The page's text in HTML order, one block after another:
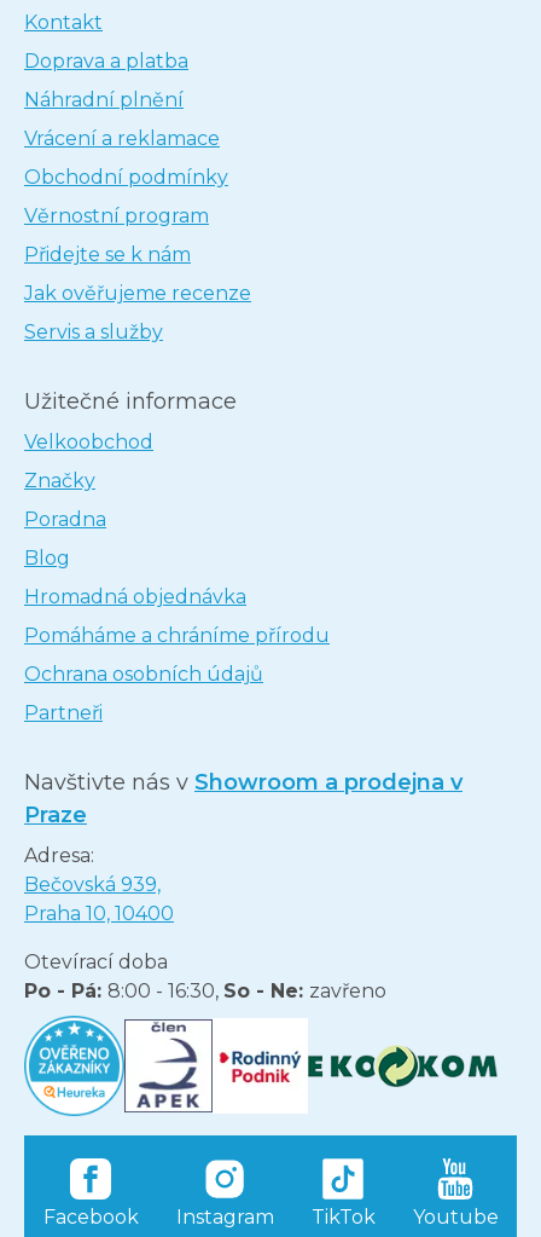
Kontakt
Doprava a platba
Náhradní plnění
Vrácení a reklamace
Obchodní podmínky
Věrnostní program
Přidejte se k nám
Jak ověřujeme recenze
Servis a služby
Užitečné informace
Velkoobchod
Značky
Poradna
Blog
Hromadná objednávka
Pomáháme a chráníme přírodu
Ochrana osobních údajů
Partneři
Navštivte nás v Showroom a prodejna v
Praze
Adresa:
Bečovská 939,
Praha 10, 10400
Otevírací doba
Po - Pá: 8:00 - 16:30, So - Ne: zavřeno
Facebook Instagram TikTok Youtube